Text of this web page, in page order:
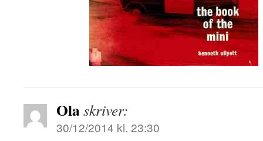
Olaskriver:
30/12/2014 kl. 23:30